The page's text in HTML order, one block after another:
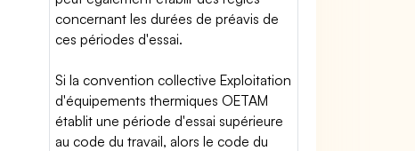
concernant les durées de préavis de
ces périodes d'essai.
Si la convention collective Exploitation
d'équipements thermiques OETAM
établit une période d'essai supérieure
au code du travail, alors le code du